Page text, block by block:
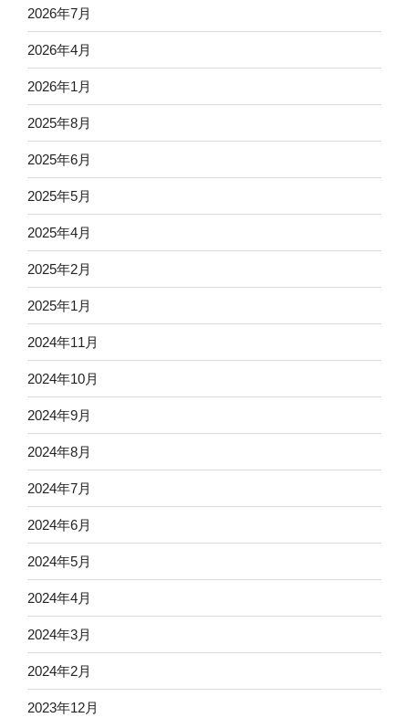
2026年7月
2026年4月
2026年1月
2025年8月
2025年6月
2025年5月
2025年4月
2025年2月
2025年1月
2024年11月
2024年10月
2024年9月
2024年8月
2024年7月
2024年6月
2024年5月
2024年4月
2024年3月
2024年2月
2023年12月